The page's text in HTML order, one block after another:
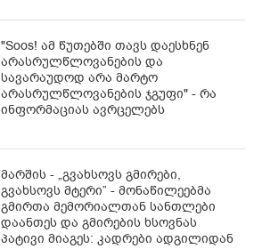
"Soos! ამ წუთებში თავს დაესხნენ
არასრულწლოვანების და
სავარაუდოდ არა მარტო
არასრულწლოვანების ჯგუფი" - რა
ინფორმაციას ავრცელებს
მარშის - „გვახსოვს გმირები,
გვახსოვს მტერი” - მონაწილეებმა
გმირთა მემორიალთან სანთლები
დაანთეს და გმირების ხსოვნას
პატივი მიაგეს: კადრები ადგილიდან